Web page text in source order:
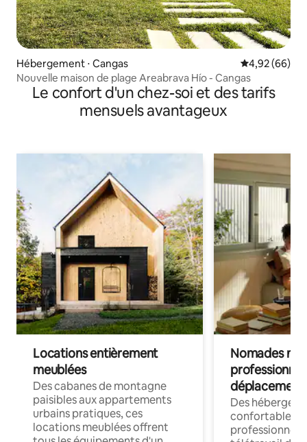
Hébergement ⋅ Cangas Évaluation
4,92 (66)
Nouvelle maison de plage Areabrava Hío - Cangas
Le confort d'un chez-soi et des tarifs
mensuels avantageux
Locations entièrement
meublées
Des cabanes de montagne
paisibles aux appartements
urbains pratiques, ces
locations meublées offrent
Nomades
déplacement
Des
confortables
professionnels